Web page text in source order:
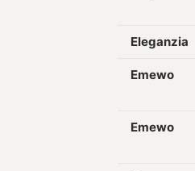
Eleganzia
Emewo
Emewo